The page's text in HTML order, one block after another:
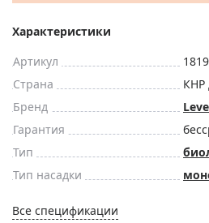
Характеристики
Артикул
Страна
КНР
Бренд
Гарантия
Тип
Тип насадки
Все спецификации